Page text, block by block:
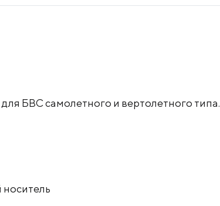
БВС самолетного и вертолетного типа.
носитель